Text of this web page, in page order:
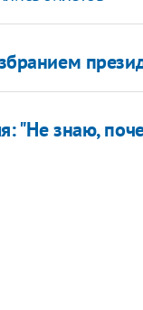
"Не знаю,